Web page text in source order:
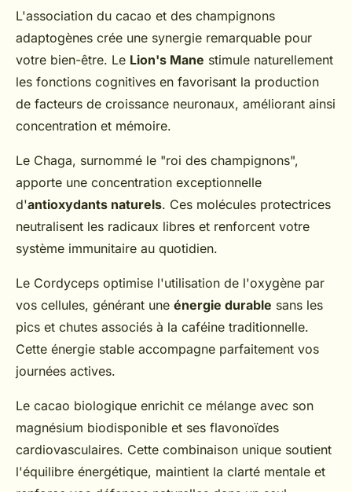
L'association du cacao et des champignons
adaptogènes crée une synergie remarquable pour
votre bien-être. Le Lion's Mane stimule naturellement
les fonctions cognitives en favorisant la production
de facteurs de croissance neuronaux, améliorant ainsi
concentration et mémoire.
Le Chaga, surnommé le "roi des champignons",
apporte une concentration exceptionnelle
d'antioxydants naturels. Ces molécules protectrices
neutralisent les radicaux libres et renforcent votre
système immunitaire au quotidien.
Le Cordyceps optimise l'utilisation de l'oxygène par
vos cellules, générant une énergie durable sans les
pics et chutes associés à la caféine traditionnelle.
Cette énergie stable accompagne parfaitement vos
journées actives.
Le cacao biologique enrichit ce mélange avec son
magnésium biodisponible et ses flavonoïdes
cardiovasculaires. Cette combinaison unique soutient
l'équilibre énergétique, maintient la clarté mentale et